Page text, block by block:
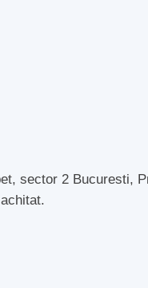
sector 2 Bucuresti,